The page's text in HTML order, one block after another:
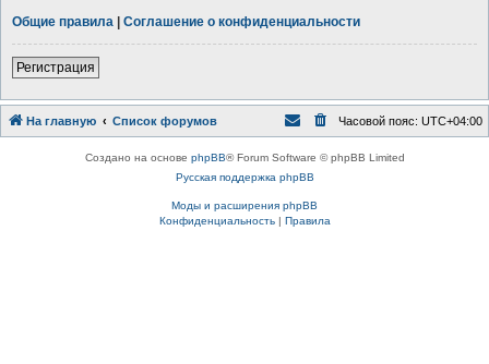
Общие правила | Соглашение о конфиденциальности
Регистрация
На главную Список форумов Часовой пояс: UTC+04:00
Создано на основе phpBB® Forum Software © phpBB Limited
Русская поддержка phpBB
Моды и расширения phpBB
Конфиденциальность| Правила